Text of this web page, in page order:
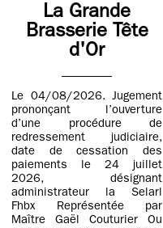
La Grande
Brasserie Tête
d'Or
Le 04/08/2026. Jugement
prononçant l’ouverture
d’une procédure de
redressement judiciaire,
date de cessation des
paiements le 24 juillet
2026, désignant
administrateur la Selarl
Fhbx Représentée par
Maître Gaël Couturier Ou